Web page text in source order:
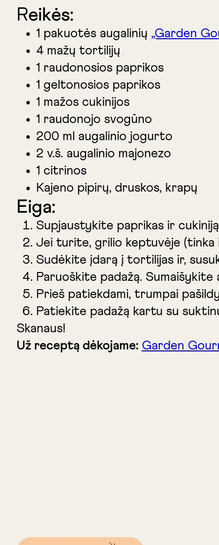
Reikės:
1 pakuotės augalinių „Garden
4 mažų tortilijų
1 raudonosios paprikos
1 geltonosios paprikos
1 mažos cukinijos
1 raudonojo svogūno
200 ml augalinio jogurto
2 v.š. augalinio majonezo
1 citrinos
Kajeno pipirų, druskos, krapų
Eiga:
Supjaustykite paprikas ir
Jei turite, grilio keptuvėje (tinka
Sudėkite įdarą į tortilijas ir,
Paruoškite padažą.
Prieš patiekdami, trumpai
Patiekite padažą kartu su
Skanaus!
Už receptą dėkojame: Garden